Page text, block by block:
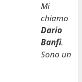
Mi
chiamo
Dario
Banfi.
Sono un